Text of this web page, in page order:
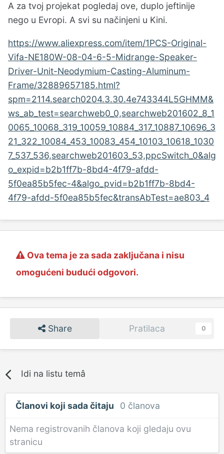
A za tvoj projekat pogledaj ove, duplo jeftinije
nego u Evropi. A svi su načinjeni u Kini.
https://www.aliexpress.com/item/1PCS-Original-
Vifa-NE180W-08-04-6-5-Midrange-Speaker-
Driver-Unit-Neodymium-Casting-Aluminum-
Frame/32889657185.html?
spm=2114.search0204.3.30.4e743344L5GHMM&
ws_ab_test=searchweb0_0,searchweb201602_8_1
0065_10068_319_10059_10884_317_10887_10696_3
21_322_10084_453_10083_454_10103_10618_1030
7_537_536,searchweb201603_53,ppcSwitch_0&alg
o_expid=b2b1ff7b-8bd4-4f79-afdd-
5f0ea85b5fec-4&algo_pvid=b2b1ff7b-8bd4-
4f79-afdd-5f0ea85b5fec&transAbTest=ae803_4
Ova tema je za sada zaključana i nisu
omogućeni budući odgovori.
Share Pratilaca 0
Idi na listu temâ
Članovi koji sada čitaju 0 članova
Nema registrovanih članova koji gledaju ovu
stranicu